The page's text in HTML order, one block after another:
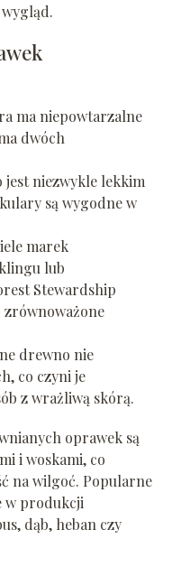
ma niepowtarzalne
dwóch
niezwykle lekkim
są wygodne w
marek
lub
Stewardship
zrównoważone
drewno nie
co czyni je
z wrażliwą skórą.
oprawek są
i woskami, co
na wilgoć. Popularne
w produkcji
dąb, heban czy